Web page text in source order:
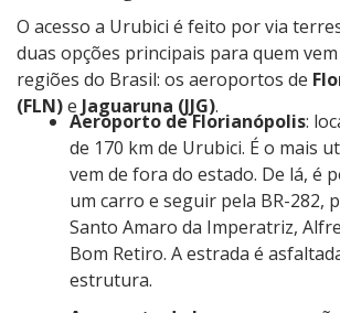
O acesso a Urubici é feito por via
duas opções principais para quem
regiões do Brasil: os aeroportos de
(FLN)e Jaguaruna (JJG).
Aeroporto de Florianópolis:
de 170 km de Urubici. É o mais
vem de fora do estado. De lá, é
um carro e seguir pela BR-282,
Santo Amaro da Imperatriz,
Bom Retiro. A estrada é
estrutura.